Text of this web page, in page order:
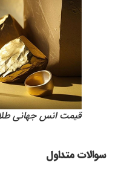
قیمت انس جهانی طلا
سوالات متداول